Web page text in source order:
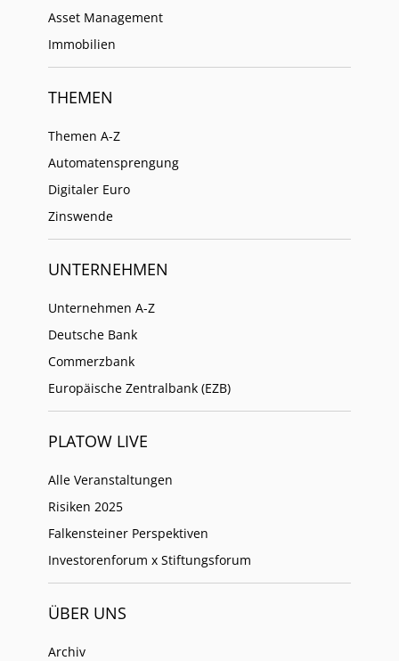
Asset Management
Immobilien
THEMEN
Themen A-Z
Automatensprengung
Digitaler Euro
Zinswende
UNTERNEHMEN
Unternehmen A-Z
Deutsche Bank
Commerzbank
Europäische Zentralbank (EZB)
PLATOW LIVE
Alle Veranstaltungen
Risiken 2025
Falkensteiner Perspektiven
Investorenforum x Stiftungsforum
ÜBER UNS
Archiv